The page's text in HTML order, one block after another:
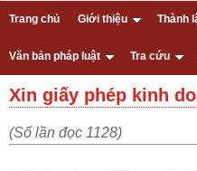
Trang chủ Giới thiệu Thành
Văn bản pháp luật Tra cứu
Xin giấy phép kinh
(Số lần đọc 1128)